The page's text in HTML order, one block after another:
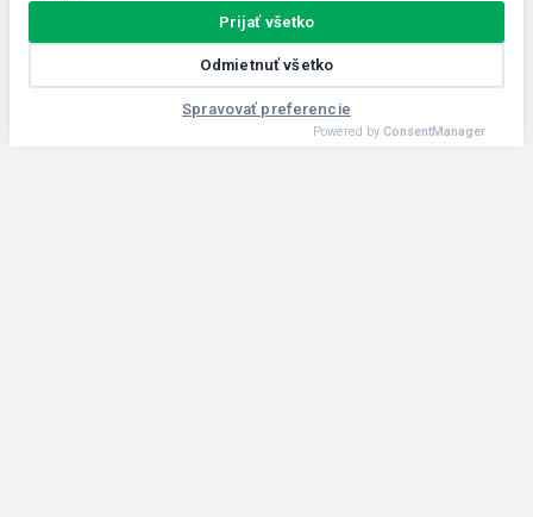
Prijať všetko
Odmietnuť všetko
Spravovať preferencie
Powered by ConsentManager